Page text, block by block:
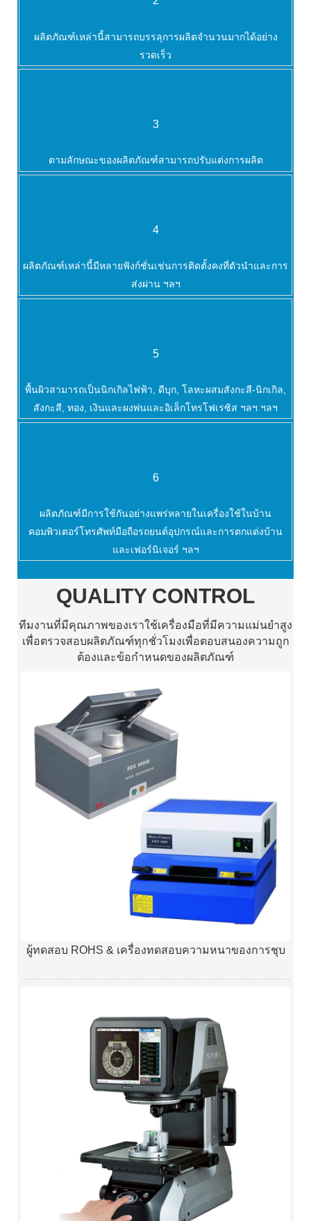
ผลิตภัณฑ์เหล่านี้สามารถบรรลุการผลิตจำนวนมากได้อย่าง
รวดเร็ว
3
ตามลักษณะของผลิตภัณฑ์สามารถปรับแต่งการผลิต
4
ผลิตภัณฑ์เหล่านี้มีหลายฟังก์ชั่นเช่นการติดตั้งคงที่ตัวนำและการ
ส่งผ่าน ฯลฯ
5
พื้นผิวสามารถเป็นนิกเกิลไฟฟ้า, ดีบุก, โลหะผสมสังกะสี-นิกเกิล,
สังกะสี, ทอง, เงินและผงพ่นและอิเล็กโทรโฟเรซิส ฯลฯ ฯลฯ
6
ผลิตภัณฑ์มีการใช้กันอย่างแพร่หลายในเครื่องใช้ในบ้าน
คอมพิวเตอร์โทรศัพท์มือถือรถยนต์อุปกรณ์และการตกแต่งบ้าน
และเฟอร์นิเจอร์ ฯลฯ
QUALITY CONTROL
ทีมงานที่มีคุณภาพของเราใช้เครื่องมือที่มีความแม่นยำสูง
เพื่อตรวจสอบผลิตภัณฑ์ทุกชั่วโมงเพื่อตอบสนองความถูก
ต้องและข้อกำหนดของผลิตภัณฑ์
ผู้ทดสอบ ROHS & เครื่องทดสอบความหนาของการชุบ